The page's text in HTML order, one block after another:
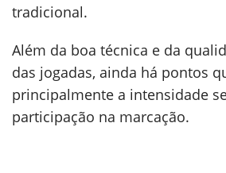
tradicional.
Além da boa técnica e da
das jogadas, ainda há pontos
principalmente a intensidade
participação na marcação.